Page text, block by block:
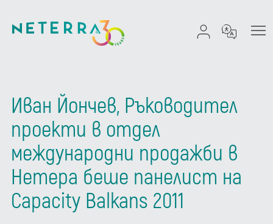
Иван Йончев, Ръководител
проекти в отдел
международни продажби в
Нетера беше панелист на
Capacity Balkans 2011